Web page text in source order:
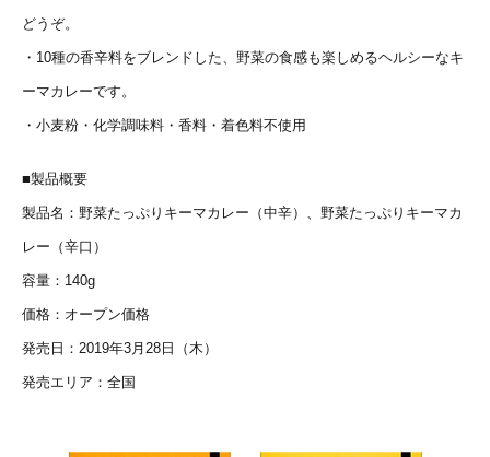
どうぞ。
・10種の香辛料をブレンドした、野菜の食感も楽しめるヘルシーなキ
ーマカレーです。
・小麦粉・化学調味料・香料・着色料不使用
■製品概要
製品名：野菜たっぷりキーマカレー（中辛）、野菜たっぷりキーマカ
レー（辛口）
容量：140g
価格：オープン価格
発売日：2019年3月28日（木）
発売エリア：全国